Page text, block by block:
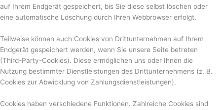
auf Ihrem Endgerät gespeichert, bis Sie diese selbst löschen oder
eine automatische Löschung durch Ihren Webbrowser erfolgt.
Teilweise können auch Cookies von Drittunternehmen auf Ihrem
Endgerät gespeichert werden, wenn Sie unsere Seite betreten
(Third-Party-Cookies). Diese ermöglichen uns oder Ihnen die
Nutzung bestimmter Dienstleistungen des Drittunternehmens (z. B.
Cookies zur Abwicklung von Zahlungsdienstleistungen).
Cookies haben verschiedene Funktionen. Zahlreiche Cookies sind